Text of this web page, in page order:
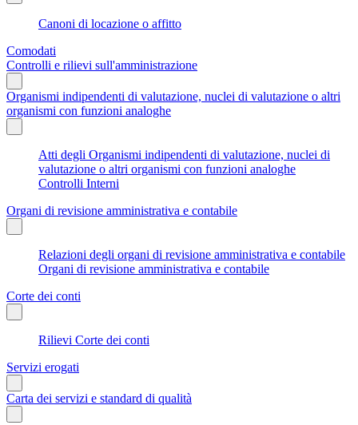
Canoni di locazione o affitto
Comodati
Controlli e rilievi sull'amministrazione
Organismi indipendenti di valutazione, nuclei di valutazione o altri
organismi con funzioni analoghe
Atti degli Organismi indipendenti di valutazione, nuclei di
valutazione o altri organismi con funzioni analoghe
Controlli Interni
Organi di revisione amministrativa e contabile
Relazioni degli organi di revisione amministrativa e contabile
Organi di revisione amministrativa e contabile
Corte dei conti
Rilievi Corte dei conti
Servizi erogati
Carta dei servizi e standard di qualità